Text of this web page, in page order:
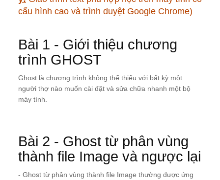
cấu hình cao và trình duyệt Google Chrome)
Bài 1 - Giới thiệu chương
trình GHOST
Ghost là chương trình không thể thiếu với bất kỳ một
người thợ nào muốn cài đặt và sửa chữa nhanh một bộ
máy tính.
Bài 2 - Ghost từ phân vùng
thành file Image và ngược lại
- Ghost từ phân vùng thành file Image thường được ứng